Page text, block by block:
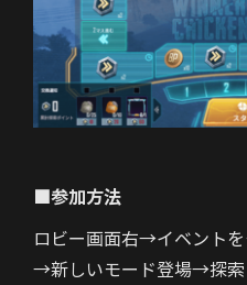
■参加方法
ロビー画面右→イベント
→新しいモード登場→探